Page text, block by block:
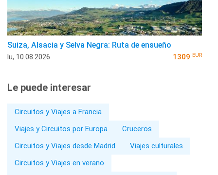
Suiza, Alsacia y Selva Negra: Ruta de ensueño
lu, 10.08.2026 1309 EUR
Le puede interesar
Circuitos y Viajes a Francia
Viajes y Circuitos por Europa
Cruceros
Circuitos y Viajes desde Madrid
Viajes culturales
Circuitos y Viajes en verano